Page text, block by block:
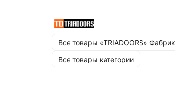
cтекло кристалл зеркальная сетка,
Стандартные размеры: 600, 700,
мм. и 550, 600х1900 мм.
Все товары «TRIADOORS»
Все товары категории